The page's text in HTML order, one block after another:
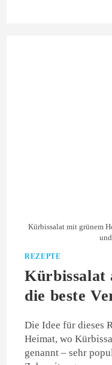
Kürbissalat mit grünem
REZEPTE
Kürbissalat
die beste
Die Idee für dieses
Heimat, wo
genannt – sehr